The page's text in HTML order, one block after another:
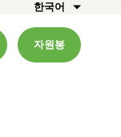
한국어
자원봉